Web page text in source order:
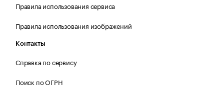
Правила использования сервиса
Правила использования изображений
Контакты
Справка по сервису
Поиск по ОГРН